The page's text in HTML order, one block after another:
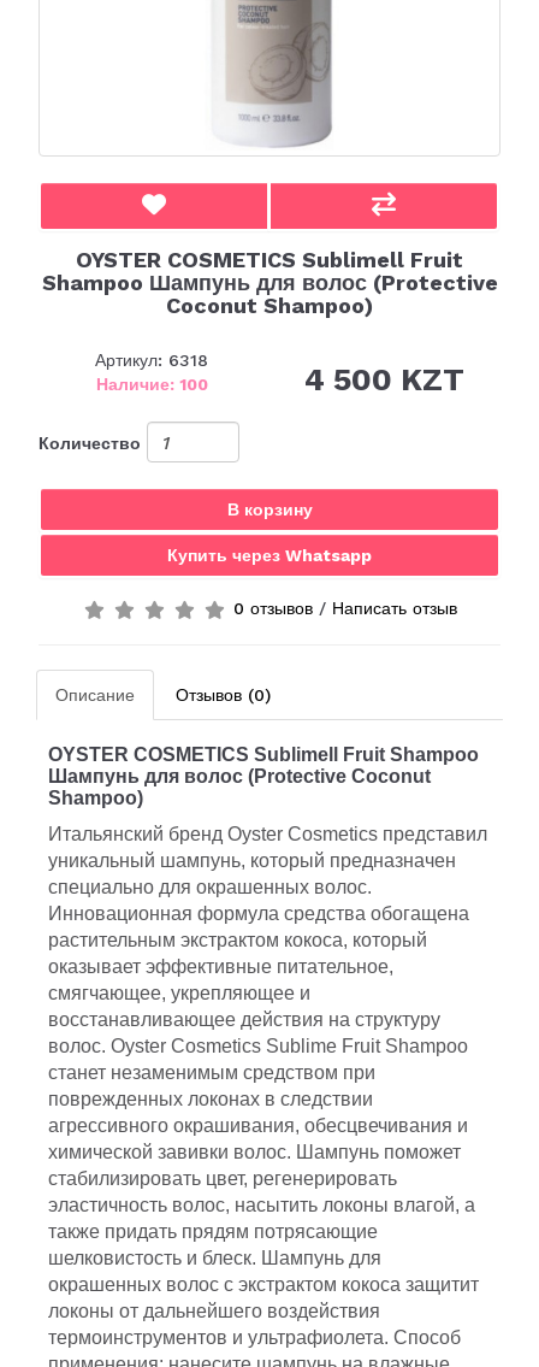
OYSTER COSMETICS Sublimell Fruit
Shampoo Шампунь для волос (Protective
Coconut Shampoo)
Артикул: 6318
Наличие: 100
4 500 KZT
Количество
В корзину
Купить через Whatsapp
0 отзывов/ Написать отзыв
Описание Отзывов (0)
OYSTER COSMETICS Sublimell Fruit Shampoo
Шампунь для волос (Protective Coconut
Shampoo)
Итальянский бренд Oyster Cosmetics представил
уникальный шампунь, который предназначен
специально для окрашенных волос.
Инновационная формула средства обогащена
растительным экстрактом кокоса, который
оказывает эффективные питательное,
смягчающее, укрепляющее и
восстанавливающее действия на структуру
волос. Oyster Cosmetics Sublime Fruit Shampoo
станет незаменимым средством при
поврежденных локонах в следствии
агрессивного окрашивания, обесцвечивания и
химической завивки волос. Шампунь поможет
стабилизировать цвет, регенерировать
эластичность волос, насытить локоны влагой, а
также придать прядям потрясающие
шелковистость и блеск. Шампунь для
окрашенных волос с экстрактом кокоса защитит
локоны от дальнейшего воздействия
термоинструментов и ультрафиолета. Способ